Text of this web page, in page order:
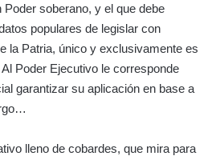
soberano, y el que debe
populares de legislar con
la Patria, único y exclusivamente es
Poder Ejecutivo le corresponde
garantizar su aplicación en base a
lleno de cobardes, que mira para